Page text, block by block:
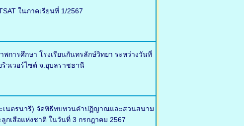
ในภาคเรียนที่ 1/2567
การศึกษา โรงเรียนกันทรลักษ์วิทยา ระหว่างวันที่
วเวอร์ไซต์ จ.อุบลราชธานี
เนตรนารี) จัดพิธีทบทวนคำปฏิญาณและสวนสนาม
กเสือแห่งชาติ ในวันที่ 3 กรกฎาคม 2567